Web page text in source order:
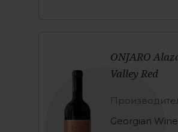
ONJARO
Valley Red
Georgian